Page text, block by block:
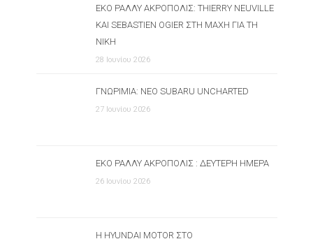
ΕΚΟ ΡΆΛΛΥ ΑΚΡΌΠΟΛΙΣ: THIERRY NEUVILLE
ΚΑΙ SEBASTIEN OGIER ΣΤΗ ΜΆΧΗ ΓΙΑ ΤΗ
ΝΊΚΗ
28 Ιουνίου 2026
ΓΝΩΡΙΜΊΑ: ΝΈΟ SUBARU UNCHARTED
27 Ιουνίου 2026
ΕΚΟ ΡΆΛΛΥ ΑΚΡΌΠΟΛΙΣ : ΔΕΎΤΕΡΗ ΗΜΈΡΑ
26 Ιουνίου 2026
Η HYUNDAI MOTOR ΣΤΟ